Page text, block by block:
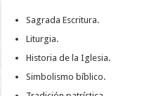
Sagrada Escritura.
Liturgia.
Historia de la Iglesia.
Simbolismo bíblico.